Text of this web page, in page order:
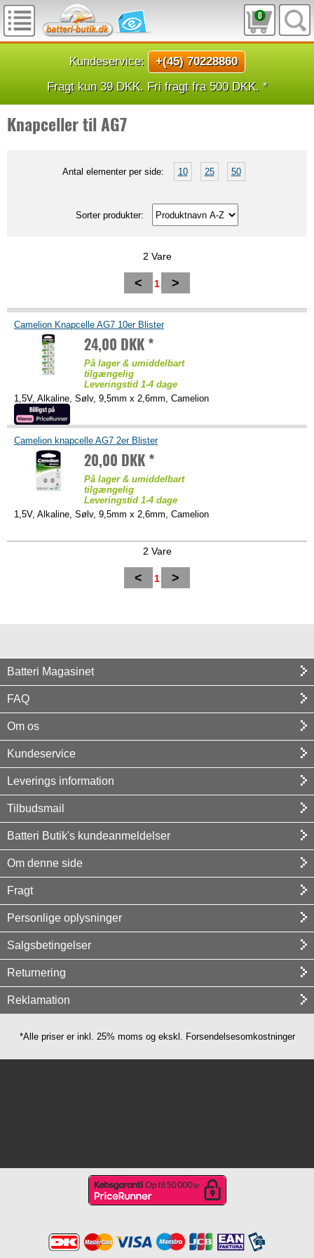
0
Kundeservice:
+(45) 70228860
Fragt kun 39 DKK. Fri fragt fra 500 DKK. *
Knapceller til AG7
Antal elementer per side: 10 25 50
Sorter produkter:
2 Vare
< 1 >
Camelion Knapcelle AG7 10er Blister
24,00 DKK *
På lager & umiddelbart
tilgængelig
Leveringstid 1-4 dage
1,5V, Alkaline, Sølv, 9,5mm x 2,6mm, Camelion
Camelion knapcelle AG7 2er Blister
20,00 DKK *
På lager & umiddelbart
tilgængelig
Leveringstid 1-4 dage
1,5V, Alkaline, Sølv, 9,5mm x 2,6mm, Camelion
2 Vare
< 1 >
Batteri Magasinet
FAQ
Om os
Kundeservice
Leverings information
Tilbudsmail
Batteri Butik's kundeanmeldelser
Om denne side
Fragt
Personlige oplysninger
Salgsbetingelser
Returnering
Reklamation
*Alle priser er inkl. 25% moms og ekskl. Forsendelsesomkostninger